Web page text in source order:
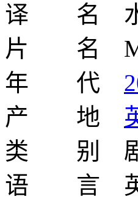
译 名 水俣
片 名
年 代
产 地
类 别
语 言